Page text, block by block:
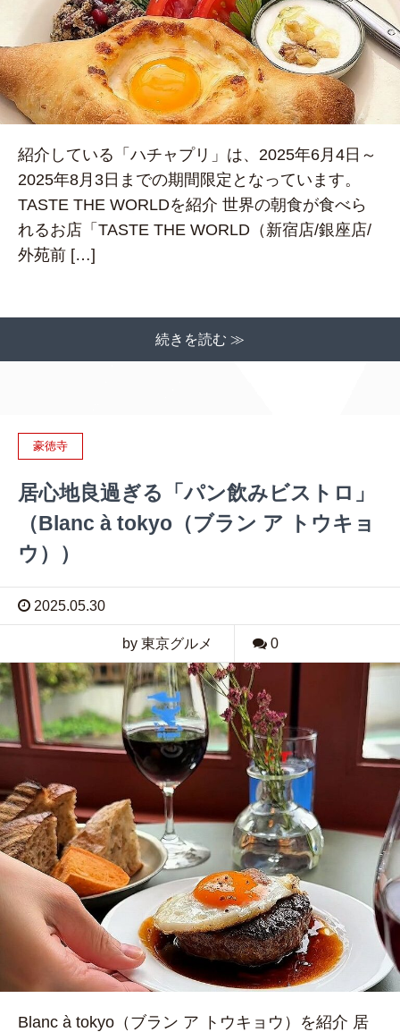
紹介している「ハチャプリ」は、2025年6月4日～
2025年8月3日までの期間限定となっています。
TASTE THE WORLDを紹介 世界の朝食が食べら
れるお店「TASTE THE WORLD（新宿店/銀座店/
外苑前 […]
続きを読む ≫
豪徳寺
居心地良過ぎる「パン飲みビストロ」
（Blanc à tokyo（ブラン ア トウキョ
ウ））
2025.05.30
by 東京グルメ 0
Blanc à tokyo（ブラン ア トウキョウ）を紹介 居